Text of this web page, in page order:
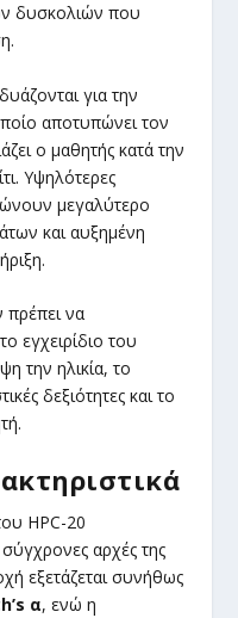
δυσκολιών που
για την
αποτυπώνει τον
ο μαθητής κατά την
Υψηλότερες
μεγαλύτερο
και αυξημένη
πρέπει να
εγχειρίδιο του
την ηλικία, το
δεξιότητες και το
HPC-20
αρχές της
εξετάζεται συνήθως
α, ενώ η